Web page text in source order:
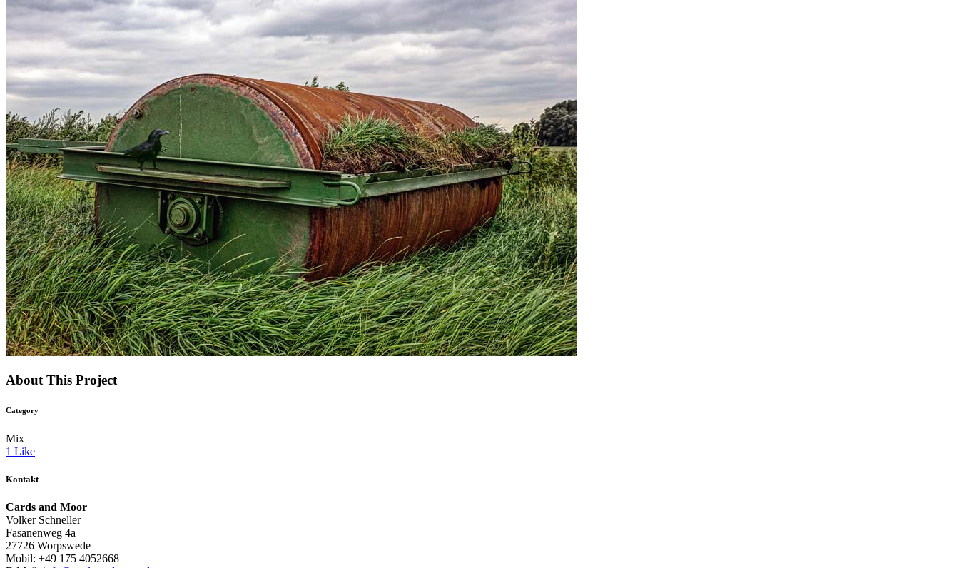
About This Project
Category
Mix
1 Like
Kontakt
Cards and Moor
Volker Schneller
Fasanenweg 4a
27726 Worpswede
Mobil: +49 175 4052668